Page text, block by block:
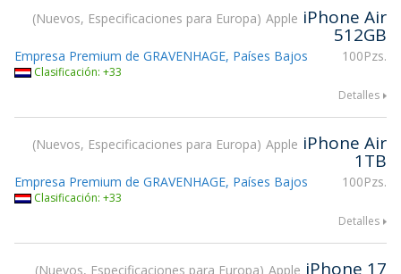
Nuevos, Especificaciones para Europa Apple iPhone Air
512GB
100Pzs.
Empresa Premium de GRAVENHAGE, Países Bajos
Clasificación: +33
Detalles
Nuevos, Especificaciones para Europa Apple iPhone Air
1TB
100Pzs.
Empresa Premium de GRAVENHAGE, Países Bajos
Clasificación: +33
Detalles
Nuevos, Especificaciones para Europa Apple iPhone 17